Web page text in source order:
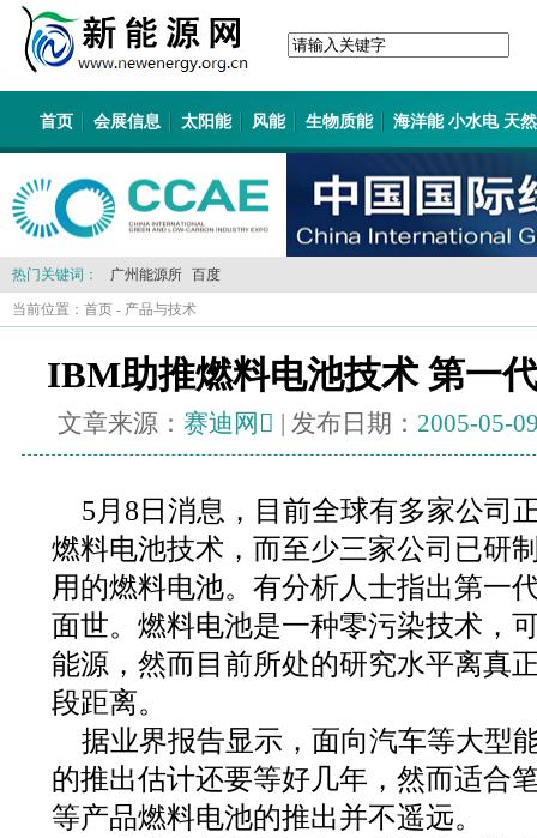
首页 会展信息 太阳能 风能 生物质能 海洋能 小水电 天
热门关键词： 广州能源所 百度
当前位置： 首页 - 产品与技术
IBM助推燃料电池技术 第一
文章来源： 赛迪网 | 发布日期： 2005-05-
5月8日消息，目前全球有多家公司
燃料电池技术，而至少三家公司已研
用的燃料电池。有分析人士指出第一
面世。燃料电池是一种零污染技术，
能源，然而目前所处的研究水平离真
段距离。
据业界报告显示，面向汽车等大型
的推出估计还要等好几年，然而适合
等产品燃料电池的推出并不遥远。